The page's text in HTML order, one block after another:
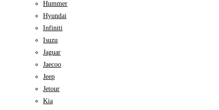
Hummer
Hyundai
Infiniti
Isuzu
Jaguar
Jaecoo
Jeep
Jetour
Kia